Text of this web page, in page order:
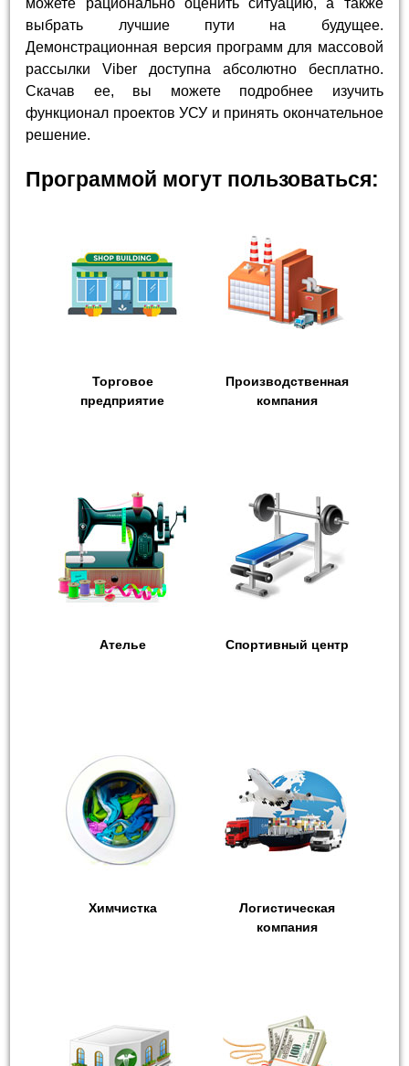
выбрать лучшие пути на будущее.
Демонстрационная версия программ для массовой
рассылки Viber доступна абсолютно бесплатно.
Скачав ее, вы можете подробнее изучить
функционал проектов УСУ и принять окончательное
решение.
Программой могут пользоваться:
Торговое
предприятие
Производственная
компания
Ателье Спортивный центр
Химчистка
Логистическая
компания